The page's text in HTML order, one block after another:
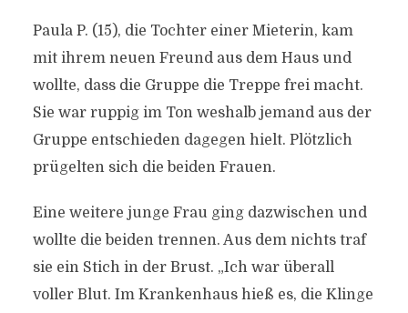
Paula P. (15), die Tochter einer Mieterin, kam
mit ihrem neuen Freund aus dem Haus und
wollte, dass die Gruppe die Treppe frei macht.
Sie war ruppig im Ton weshalb jemand aus der
Gruppe entschieden dagegen hielt. Plötzlich
prügelten sich die beiden Frauen.
Eine weitere junge Frau ging dazwischen und
wollte die beiden trennen. Aus dem nichts traf
sie ein Stich in der Brust. „Ich war überall
voller Blut. Im Krankenhaus hieß es, die Klinge